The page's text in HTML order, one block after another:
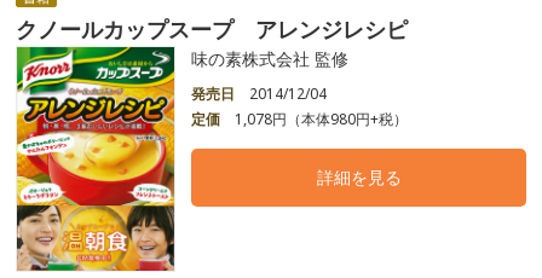
クノールカップスープ アレンジレシピ
味の素株式会社 監修
発売日
2014/12/04
定価
1,078円（本体980円+税）
詳細を見る